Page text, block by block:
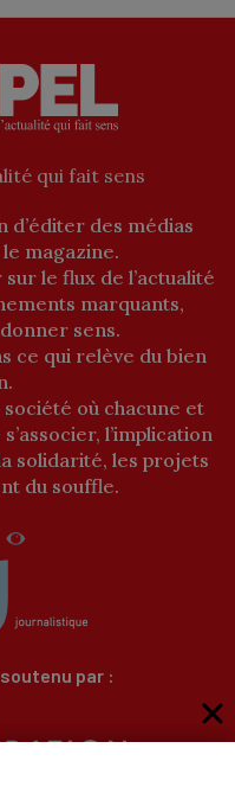
qui fait sens
d’éditer des médias
magazine.
le flux de l’actualité
marquants,
sens.
ce qui relève du bien
où chacune et
l’implication
solidarité, les projets
du souffle.
par :